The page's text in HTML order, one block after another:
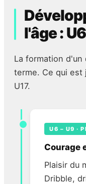
l'âge :
La formation
terme. Ce qui est
U17.
U6 – U9 ·
Courage
Plaisir du
Dribble,